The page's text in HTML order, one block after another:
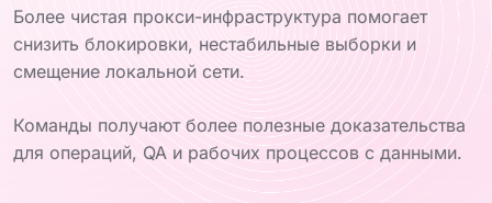
Более чистая прокси-инфраструктура помогает
снизить блокировки, нестабильные выборки и
смещение локальной сети.
Команды получают более полезные доказательства
для операций, QA и рабочих процессов с данными.